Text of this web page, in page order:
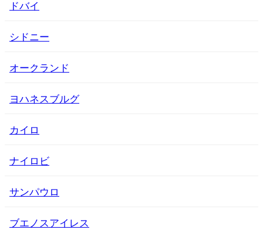
ドバイ
シドニー
オークランド
ヨハネスブルグ
カイロ
ナイロビ
サンパウロ
ブエノスアイレス